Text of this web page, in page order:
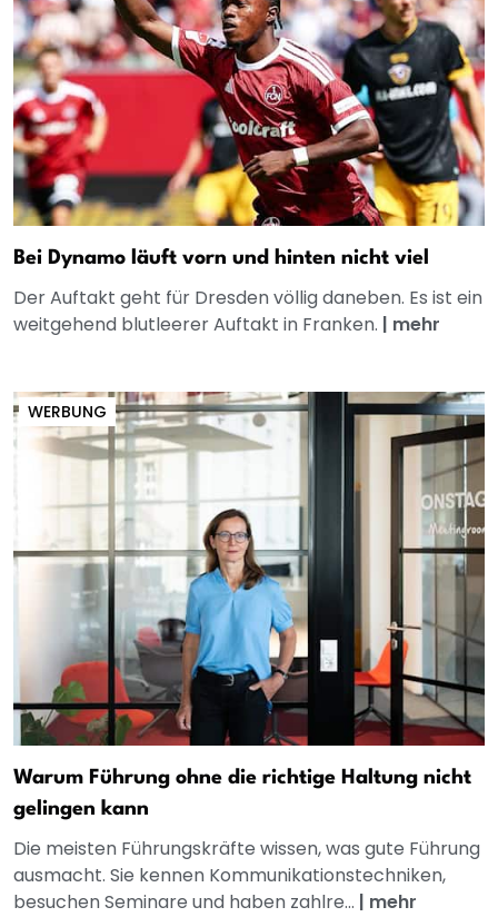
Bei Dynamo läuft vorn und hinten nicht viel
Der Auftakt geht für Dresden völlig daneben. Es ist ein
weitgehend blutleerer Auftakt in Franken. | mehr
WERBUNG
Warum Führung ohne die richtige Haltung nicht
gelingen kann
Die meisten Führungskräfte wissen, was gute Führung
ausmacht. Sie kennen Kommunikationstechniken,
besuchen Seminare und haben zahlre... | mehr